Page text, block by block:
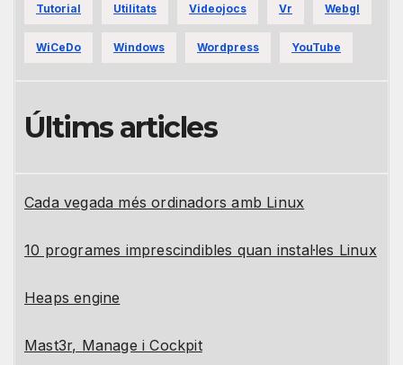
Tutorial Utilitats Videojocs Vr Webgl
WiCeDo Windows Wordpress YouTube
Últims articles
Cada vegada més ordinadors amb Linux
10 programes imprescindibles quan instal·les Linux
Heaps engine
Mast3r, Manage i Cockpit